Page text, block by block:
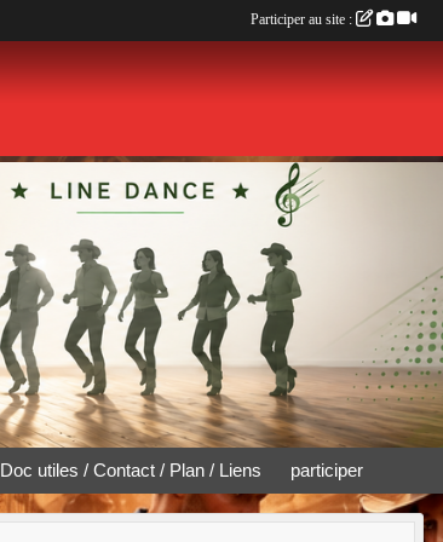
Doc utiles / Contact / Plan / Liens participer
Participer au site :